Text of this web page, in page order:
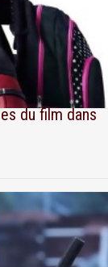
du film dans